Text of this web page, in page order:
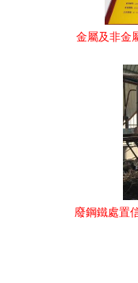
金屬及非金
廢鋼鐵處置